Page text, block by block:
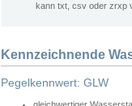
kann txt, csv oder zrxp
Kennzeichnende
Pegelkennwert: GLW